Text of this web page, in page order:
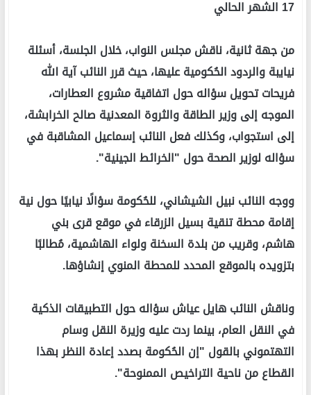
17 الشهر الحالي
من جهة ثانية، ناقش مجلس النواب، خلال الجلسة، أسئلة
نيايبة والردود الحُكومية عليها، حيث قرر النائب آية الله
فريحات تحويل سؤاله حول اتفاقية مشروع العطارات،
الموجه إلى وزير الطاقة والثروة المعدنية صالح الخرابشة،
إلى استجواب، وكذلك فعل النائب إسماعيل المشاقبة في
سؤاله لوزير الصحة حول "الخرائط الجينية".
ووجه النائب نبيل الشيشاني، للحُكومة سؤالًا نيابيًا حول نية
إقامة محطة تنقية بسيل الزرقاء في موقع قرى بني
هاشم، وقريب من بلدة السخنة ولواء الهاشمية، مُطالبًا
بتزويده بالموقع المحدد للمحطة المنوي إنشاؤها.
وناقش النائب هايل عياش سؤاله حول التطبيقات الذكية
في النقل العام، بينما ردت عليه وزيرة النقل وسام
التهتموني بالقول "إن الحُكومة بصدد إعادة النظر بهذا
القطاع من ناحية التراخيص الممنوحة".